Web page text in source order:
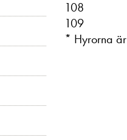
108
109
* Hyrorna